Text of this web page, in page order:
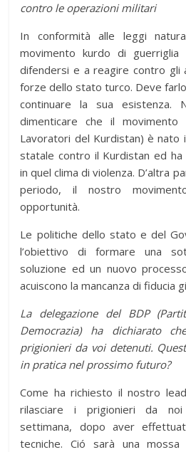
contro le operazioni militari
In conformità alle leggi
movimento kurdo di
difendersi e a reagire contro gli
forze dello stato turco. Deve
continuare la sua esistenza.
dimenticare che il
Lavoratori del Kurdistan) è nato
statale contro il Kurdistan ed
in quel clima di violenza. D’altra
periodo, il nostro
opportunità.
Le politiche dello stato e del
l’obiettivo di formare una
soluzione ed un nuovo
acuiscono la mancanza di fiducia
La delegazione del BDP
Democrazia) ha dichiarato
prigionieri da voi detenuti.
in pratica nel prossimo futuro?
Come ha richiesto il nostro
rilasciare i prigionieri da
settimana, dopo aver
tecniche. Ció sarà una